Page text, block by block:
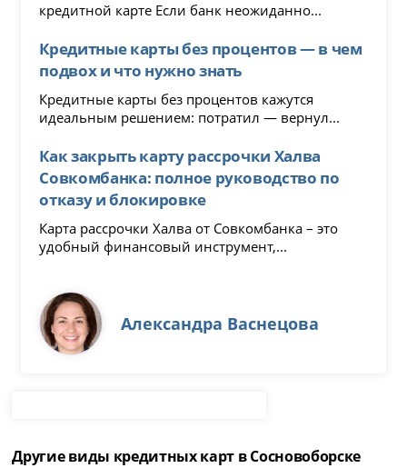
кредитной карте Если банк неожиданно...
Кредитные карты без процентов — в чем
подвох и что нужно знать
Кредитные карты без процентов кажутся
идеальным решением: потратил — вернул...
Как закрыть карту рассрочки Халва
Совкомбанка: полное руководство по
отказу и блокировке
Карта рассрочки Халва от Совкомбанка – это
удобный финансовый инструмент,...
Александра Васнецова
Другие виды кредитных карт в Сосновоборске